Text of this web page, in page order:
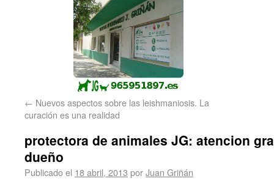
← Nuevos aspectos sobre las leishmaniosis. La
curación es una realidad
protectora de animales JG: atencion
dueño
Publicado el 18 abril, 2013 porJuan Griñán